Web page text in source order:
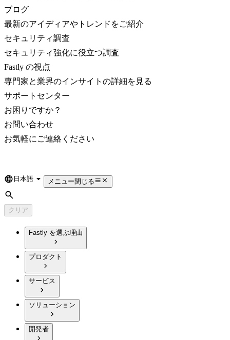
ブログ
最新のアイディアやトレンドをご紹介
セキュリティ調査
セキュリティ強化に役立つ調査
Fastly の視点
専門家と業界のインサイトの詳細を見る
サポートセンター
お困りですか？
お問い合わせ
お気軽にご連絡ください
Language
日本語 メニュー閉じる
検索
クリア
Fastly を選ぶ理由
プロダクト
サービス
ソリューション
開発者